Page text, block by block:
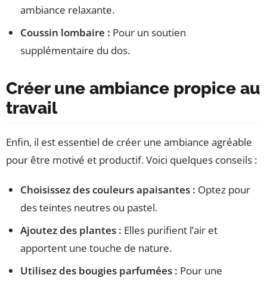
ambiance relaxante.
Coussin lombaire : Pour un soutien
supplémentaire du dos.
Créer une ambiance propice au
travail
Enfin, il est essentiel de créer une ambiance agréable
pour être motivé et productif. Voici quelques conseils :
Choisissez des couleurs apaisantes : Optez pour
des teintes neutres ou pastel.
Ajoutez des plantes : Elles purifient l’air et
apportent une touche de nature.
Utilisez des bougies parfumées : Pour une